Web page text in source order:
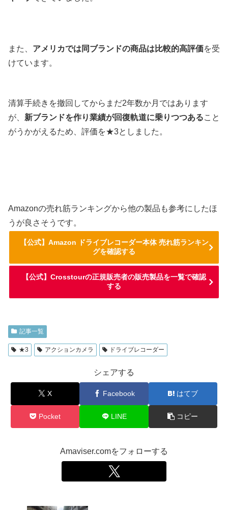
また、 アメリカでは同ブランドの商品は比較的高評価を受
けています。
清算手続きを撤回してからまだ2年数か月ではあります
が、 新ブランドを作り業績が回復軌道に乗りつつあること
がうかがえるため、評価を★3としました。
Amazonの売れ筋ランキングから他の製品も参考にしたほ
うが良さそうです。
【公式】Amazon ドライブレコーダー本体 売れ筋ランキン
グを確認する
【公式】Crosstourの正規販売者の販売製品を一覧で確認
する
記事一覧
★3 アクションカメラ ドライブレコーダー
シェアする
X Facebook はてブ
Pocket LINE コピー
Amaviser.comをフォローする